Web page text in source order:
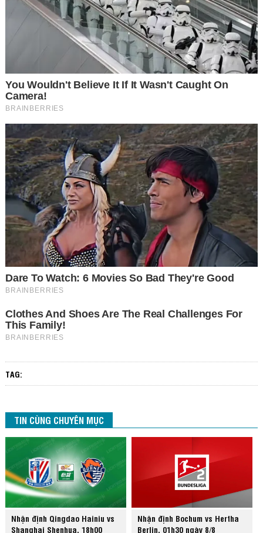
TAG:
TIN CÙNG CHUYÊN MỤC
Nhận định Qingdao Hainiu vs
Shanghai Shenhua, 18h00
Nhận định Bochum vs Hertha
Berlin, 01h30 ngày 8/8